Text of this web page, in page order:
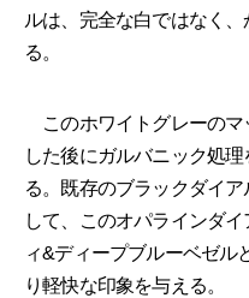
ルは、完全な白ではなく
る。
このホワイトグレーのマ
した後にガルバニック処
る。既存のブラックダイ
して、このオパラインダ
ィ&ディープブルーベゼル
り軽快な印象を与える。